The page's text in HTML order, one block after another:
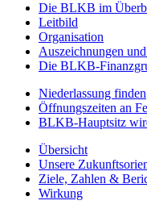
Die BLKB im
Leitbild
Organisation
Auszeichnungen
Die BLKB-
Niederlassung finden
Öffnungszeiten an
BLKB-Hauptsitz
Übersicht
Unsere
Ziele, Zahlen &
Wirkung